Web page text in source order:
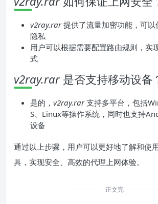
v2ray.rar提供了流量加密功能，可以
隐私
用户可以根据需要配置路由规则，实
式
v2ray.rar是否支持移动设备
是的， v2ray.rar支持多平台，包括
S、Linux等操作系统，同时也支持
设备
通过以上步骤，用户可以更好地了解和使
具，实现安全、高效的代理上网体验。
正文完